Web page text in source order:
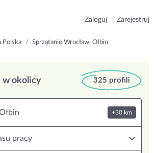
Zaloguj Zarejestruj
Polska Sprzątanie Wrocław, Ołbin
w okolicy 325 profili
+30 km
pracy